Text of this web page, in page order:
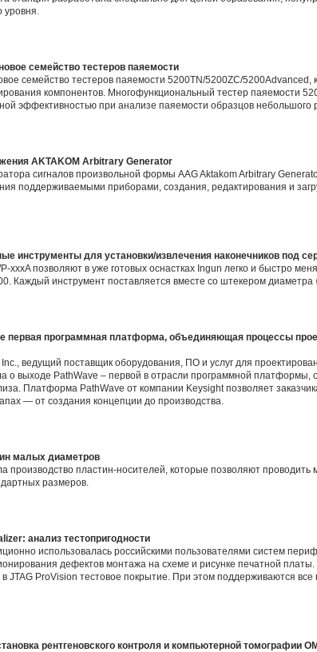
уровня.
семейство тестеров паяемости
семейство тестеров паяемости 5200TN/5200ZC/5200Advanced,
компонентов. Многофункциональный тестер паяемости
эффективностью при анализе паяемости образцов небольшого
AKTAKOM Arbitrary Generator
сигналов произвольной формы AAG Aktakom Arbitrary
поддерживаемыми приборами, создания, редактирования и
инструменты для установки/извлечения наконечников под
xxxA позволяют в уже готовых оснастках Ingun легко и быстро
Каждый инструмент поставляется вместе со штекером
первая программная платформа, объединяющая процессы
ведущий поставщик оборудования, ПО и услуг для
о выходе PathWave – первой в отрасли программной
Платформа PathWave от компании Keysight позволяет
— от создания концепции до производства.
малых диаметров
производство пластин-носителей, которые позволяют
размеров.
анализ тестопригодности
использовалась российскими пользователями систем
дефектов монтажа на схеме и рисунке печатной
в JTAG ProVision тестовое покрытие. При этом поддерживаются
рентгеновского контроля и компьютерной томографии